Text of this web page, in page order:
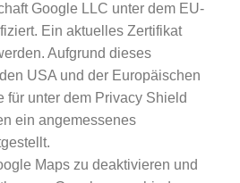
Google LLC unter dem EU-
Ein aktuelles Zertifikat
Aufgrund dieses
USA und der Europäischen
für unter dem Privacy Shield
ein angemessenes
Maps zu deaktivieren und